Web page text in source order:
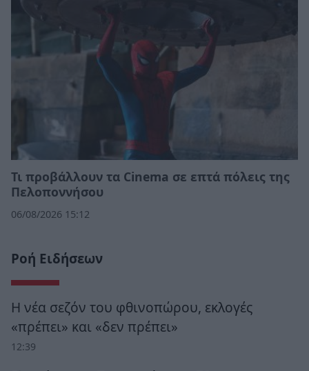
Τι προβάλλουν τα Cinema σε επτά πόλεις της
Πελοποννήσου
06/08/2026 15:12
Ροή Ειδήσεων
Η νέα σεζόν του φθινοπώρου, εκλογές
«πρέπει» και «δεν πρέπει»
12:39